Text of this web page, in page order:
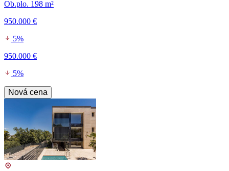
Ob.plo. 198 m²
950.000 €
5%
950.000 €
5%
Nová cena